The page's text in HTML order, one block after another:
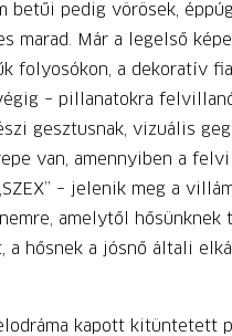
pedig vörösek,
marad. Már a legelső
folyosókon, a dekoratív
– pillanatokra
gesztusnak, vizuális
van, amennyiben a
– jelenik meg a
amelytől
hősnek a jósnő általi
kapott kitüntetett